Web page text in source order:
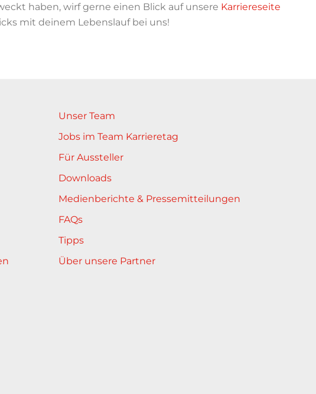
haben, wirf gerne einen Blick auf unsere Karriereseite
mit deinem Lebenslauf bei uns!
Unser Team
Jobs im Team Karrieretag
Für Aussteller
Downloads
Medienberichte & Pressemitteilungen
FAQs
Tipps
Über unsere Partner